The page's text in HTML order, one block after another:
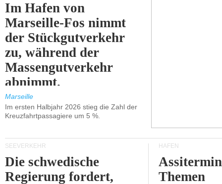
Im Hafen von
Marseille-Fos nimmt
der Stückgutverkehr
zu, während der
Massengutverkehr
abnimmt.
Marseille
Im ersten Halbjahr 2026 stieg die Zahl der
Kreuzfahrtpassagiere um 5 %.
SEEVERKEHR
Die schwedische
Regierung fordert,
HÄFEN
Themen